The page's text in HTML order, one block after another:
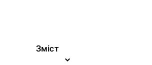
Зміст